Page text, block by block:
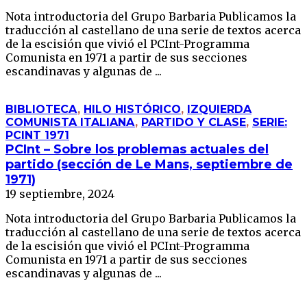
Nota introductoria del Grupo Barbaria Publicamos la
traducción al castellano de una serie de textos acerca
de la escisión que vivió el PCInt-Programma
Comunista en 1971 a partir de sus secciones
escandinavas y algunas de ...
BIBLIOTECA, HILO HISTÓRICO, IZQUIERDA
COMUNISTA ITALIANA, PARTIDO Y CLASE, SERIE:
PCINT 1971
PCInt – Sobre los problemas actuales del
partido (sección de Le Mans, septiembre de
1971)
19 septiembre, 2024
Nota introductoria del Grupo Barbaria Publicamos la
traducción al castellano de una serie de textos acerca
de la escisión que vivió el PCInt-Programma
Comunista en 1971 a partir de sus secciones
escandinavas y algunas de ...